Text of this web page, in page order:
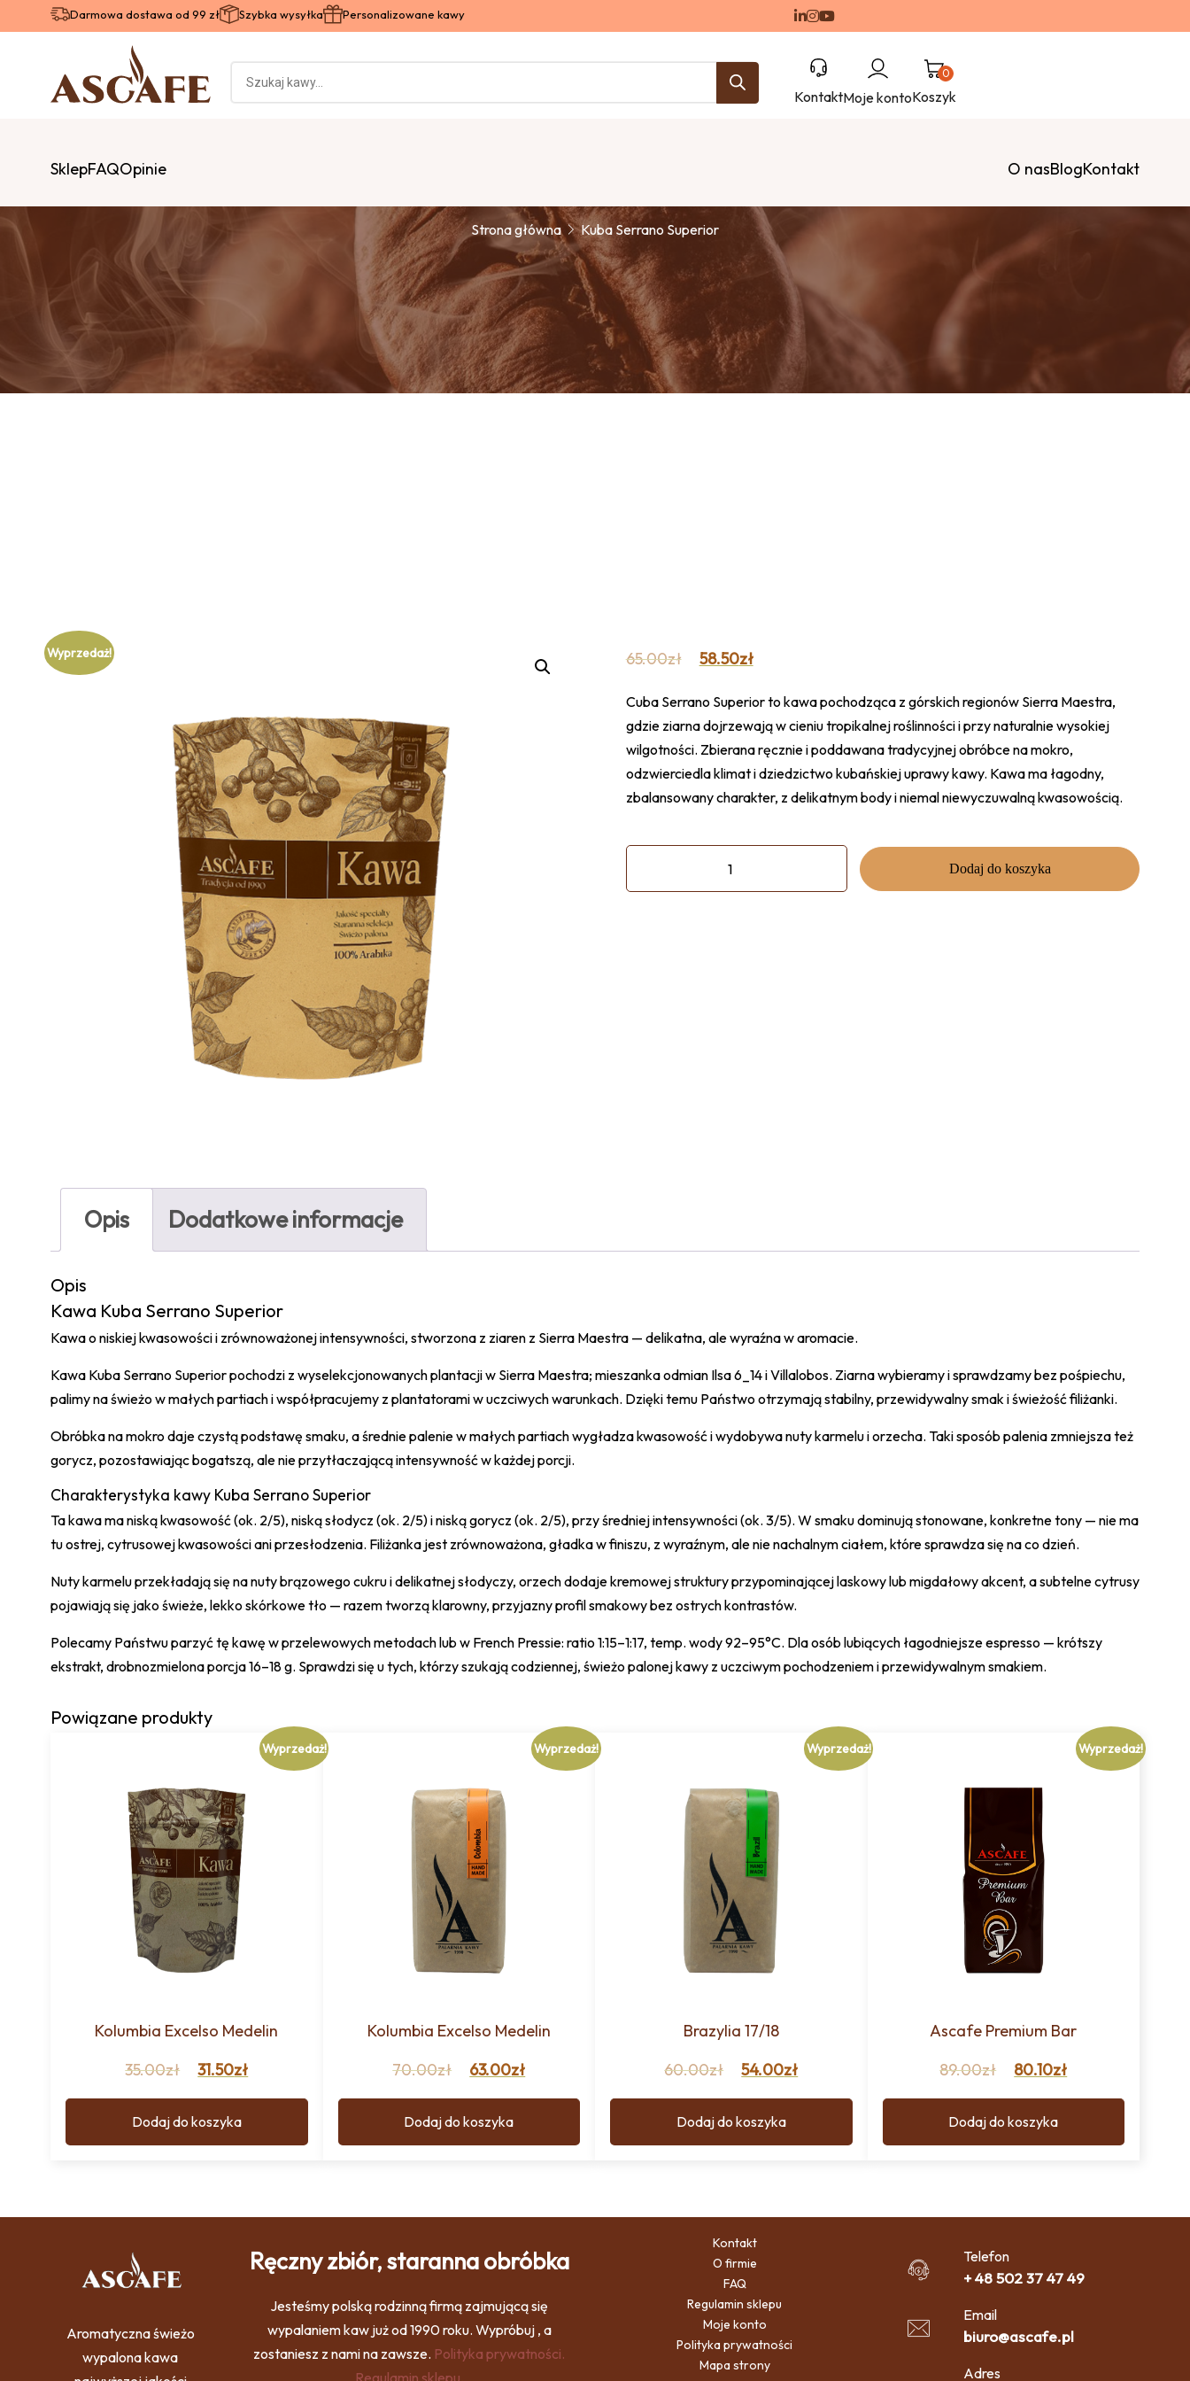
Darmowa dostawa od 99 zł Szybka wysyłka Personalizowane kawy
KontaktMoje kontoKoszyk
0
SklepFAQOpinie O nasBlogKontakt
Strona główna Kuba Serrano Superior
Wyprzedaż! 65.00zł 58.50zł
Cuba Serrano Superior to kawa pochodząca z górskich regionów Sierra Maestra,
gdzie ziarna dojrzewają w cieniu tropikalnej roślinności i przy naturalnie wysokiej
wilgotności. Zbierana ręcznie i poddawana tradycyjnej obróbce na mokro,
odzwierciedla klimat i dziedzictwo kubańskiej uprawy kawy. Kawa ma łagodny,
zbalansowany charakter, z delikatnym body i niemal niewyczuwalną kwasowością.
Dodaj do koszyka
Opis Dodatkowe informacje
Opis
Kawa Kuba Serrano Superior
Kawa o niskiej kwasowości i zrównoważonej intensywności, stworzona z ziaren z Sierra Maestra — delikatna, ale wyraźna w aromacie.
Kawa Kuba Serrano Superior pochodzi z wyselekcjonowanych plantacji w Sierra Maestra; mieszanka odmian Ilsa 6_14 i Villalobos. Ziarna wybieramy i sprawdzamy bez pośpiechu,
palimy na świeżo w małych partiach i współpracujemy z plantatorami w uczciwych warunkach. Dzięki temu Państwo otrzymają stabilny, przewidywalny smak i świeżość filiżanki.
Obróbka na mokro daje czystą podstawę smaku, a średnie palenie w małych partiach wygładza kwasowość i wydobywa nuty karmelu i orzecha. Taki sposób palenia zmniejsza też
gorycz, pozostawiając bogatszą, ale nie przytłaczającą intensywność w każdej porcji.
Charakterystyka kawy Kuba Serrano Superior
Ta kawa ma niską kwasowość (ok. 2/5), niską słodycz (ok. 2/5) i niską gorycz (ok. 2/5), przy średniej intensywności (ok. 3/5). W smaku dominują stonowane, konkretne tony — nie ma
tu ostrej, cytrusowej kwasowości ani przesłodzenia. Filiżanka jest zrównoważona, gładka w finiszu, z wyraźnym, ale nie nachalnym ciałem, które sprawdza się na co dzień.
Nuty karmelu przekładają się na nuty brązowego cukru i delikatnej słodyczy, orzech dodaje kremowej struktury przypominającej laskowy lub migdałowy akcent, a subtelne cytrusy
pojawiają się jako świeże, lekko skórkowe tło — razem tworzą klarowny, przyjazny profil smakowy bez ostrych kontrastów.
Polecamy Państwu parzyć tę kawę w przelewowych metodach lub w French Pressie: ratio 1:15–1:17, temp. wody 92–95°C. Dla osób lubiących łagodniejsze espresso — krótszy
ekstrakt, drobnozmielona porcja 16–18 g. Sprawdzi się u tych, którzy szukają codziennej, świeżo palonej kawy z uczciwym pochodzeniem i przewidywalnym smakiem.
Powiązane produkty
Wyprzedaż!
Kolumbia Excelso Medelin
35.00zł 31.50zł
Dodaj do koszyka
Wyprzedaż!
Kolumbia Excelso Medelin
70.00zł 63.00zł
Dodaj do koszyka
Wyprzedaż!
Brazylia 17/18
60.00zł 54.00zł
Dodaj do koszyka
Wyprzedaż!
Ascafe Premium Bar
89.00zł 80.10zł
Dodaj do koszyka
Aromatyczna świeżo
wypalona kawa
Ręczny zbiór, staranna obróbka
Jesteśmy polską rodzinną firmą zajmującą się
wypalaniem kaw już od 1990 roku. Wypróbuj , a
zostaniesz z nami na zawsze. Polityka prywatności.
Kontakt
O firmie
FAQ
Regulamin sklepu
Moje konto
Polityka prywatności
Mapa strony
Telefon
+ 48 502 37 47 49
Email
biuro@ascafe.pl
Adres